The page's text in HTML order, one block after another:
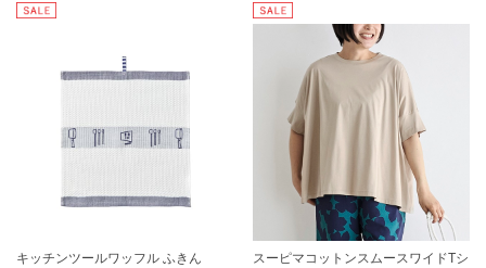
キッチンツールワッフル ふきん
スーピマコットンスムースワイドTシ